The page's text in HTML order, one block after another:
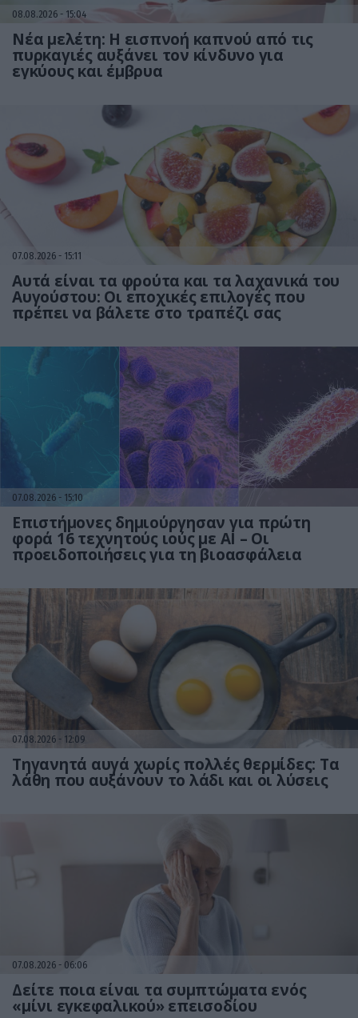
08.08.2026 15:04
Νέα μελέτη: Η εισπνοή καπνού από τις
πυρκαγιές αυξάνει τον κίνδυνο για
εγκύους και έμβρυα
07.08.2026 15:11
Αυτά είναι τα φρούτα και τα λαχανικά του
Αυγούστου: Οι εποχικές επιλογές που
πρέπει να βάλετε στο τραπέζι σας
07.08.2026 15:10
Επιστήμονες δημιούργησαν για πρώτη
φορά 16 τεχνητούς ιούς με AI – Οι
προειδοποιήσεις για τη βιοασφάλεια
07.08.2026 12:09
Τηγανητά αυγά χωρίς πολλές θερμίδες: Τα
λάθη που αυξάνουν το λάδι και οι λύσεις
07.08.2026 06:06
Δείτε ποια είναι τα συμπτώματα ενός
«μίνι εγκεφαλικού» επεισοδίου